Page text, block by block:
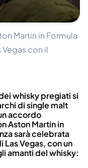
Martin in Formula
Vegas con il
whisky pregiati si
di single malt
accordo
Aston Martin in
sarà celebrata
Las Vegas, con un
amanti del whisky: